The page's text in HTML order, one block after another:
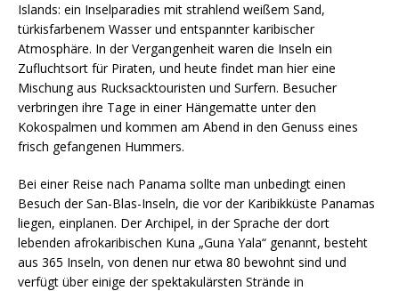
Islands: ein Inselparadies mit strahlend weißem Sand,
türkisfarbenem Wasser und entspannter karibischer
Atmosphäre. In der Vergangenheit waren die Inseln ein
Zufluchtsort für Piraten, und heute findet man hier eine
Mischung aus Rucksacktouristen und Surfern. Besucher
verbringen ihre Tage in einer Hängematte unter den
Kokospalmen und kommen am Abend in den Genuss eines
frisch gefangenen Hummers.
Bei einer Reise nach Panama sollte man unbedingt einen
Besuch der San-Blas-Inseln, die vor der Karibikküste Panamas
liegen, einplanen. Der Archipel, in der Sprache der dort
lebenden afrokaribischen Kuna „Guna Yala“ genannt, besteht
aus 365 Inseln, von denen nur etwa 80 bewohnt sind und
verfügt über einige der spektakulärsten Strände in